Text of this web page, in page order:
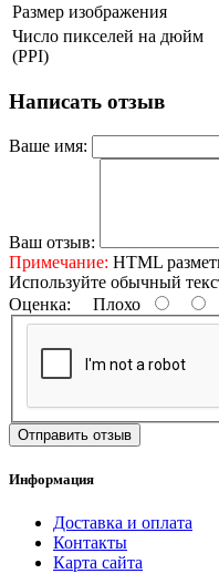
Размер изображения
Число пикселей на дюйм
(PPI)
Написать отзыв
Ваше имя:
Ваш отзыв:
Примечание: HTML
Используйте обычный
Оценка: Плохо
Отправить отзыв
Информация
Доставка и оплата
Контакты
Карта сайта